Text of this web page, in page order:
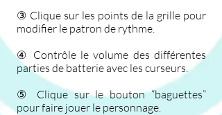
③ Clique sur les points de la grille pour
modifier le patron de rythme.
④ Contrôle le volume des différentes
parties de batterie avec les curseurs.
⑤ Clique sur le bouton “baguettes”
pour faire jouer le personnage.